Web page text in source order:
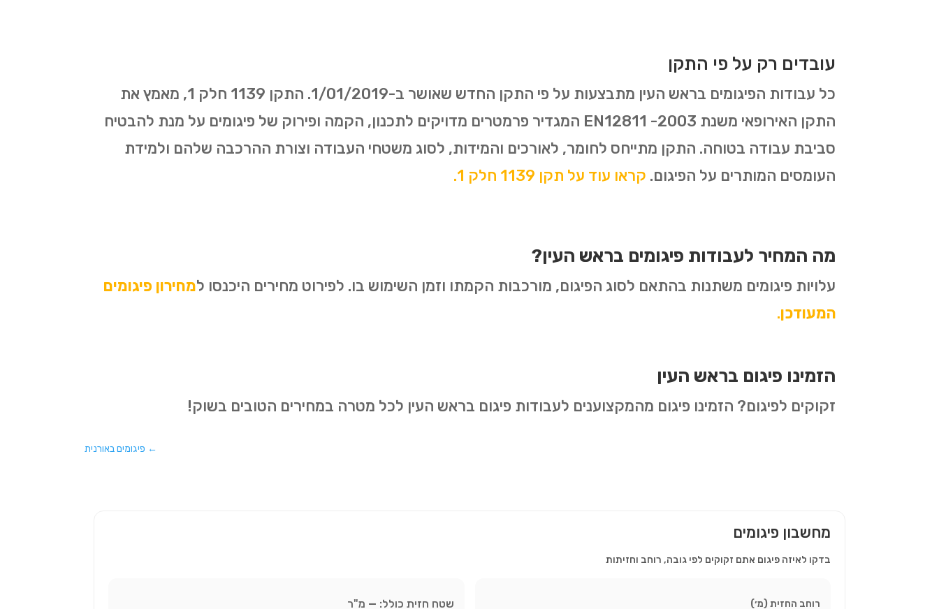
עובדים רק על פי התקן
כל עבודות הפיגומים בראש העין מתבצעות על פי התקן החדש שאושר ב-1/01/2019. התקן 1139 חלק 1, מאמץ את
התקן האירופאי משנת 2003- EN12811 המגדיר פרמטרים מדויקים לתכנון, הקמה ופירוק של פיגומים על מנת להבטיח
סביבת עבודה בטוחה. התקן מתייחס לחומר, לאורכים והמידות, לסוג משטחי העבודה וצורת ההרכבה שלהם ולמידת
העומסים המותרים על הפיגום. קראו עוד על תקן 1139 חלק 1.
מה המחיר לעבודות פיגומים בראש העין?
עלויות פיגומים משתנות בהתאם לסוג הפיגום, מורכבות הקמתו וזמן השימוש בו. לפירוט מחירים היכנסו למחירון פיגומים
המעודכן.
הזמינו פיגום בראש העין
זקוקים לפיגום? הזמינו פיגום מהמקצוענים לעבודות פיגום בראש העין לכל מטרה במחירים הטובים בשוק!
← פיגומים באורנית
מחשבון פיגומים
בדקו לאיזה פיגום אתם זקוקים לפי גובה, רוחב וחזיתות
רוחב החזית (מ׳) שטח חזית כולל: — מ"ר